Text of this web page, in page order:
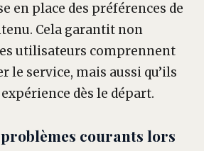
en place des préférences de
Cela garantit non
utilisateurs comprennent
le service, mais aussi qu’ils
dès le départ.
courants lors